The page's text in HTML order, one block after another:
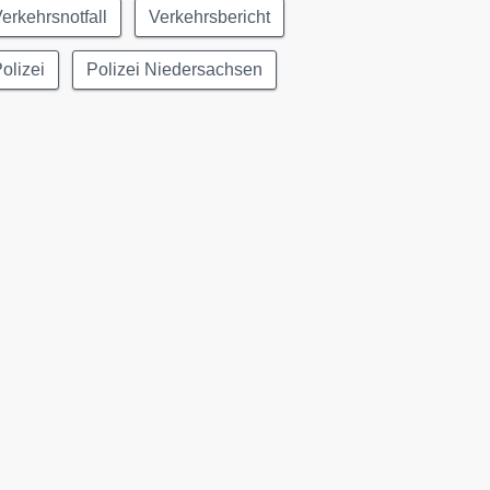
Verkehrsbericht
Polizei Niedersachsen